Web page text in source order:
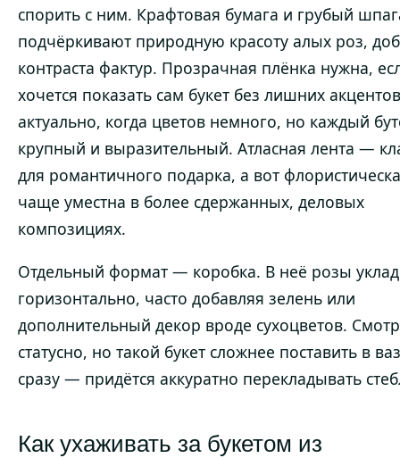
спорить с ним. Крафтовая бумага и грубый
подчёркивают природную красоту алых роз,
контраста фактур. Прозрачная плёнка нужна,
хочется показать сам букет без лишних
актуально, когда цветов немного, но каждый
крупный и выразительный. Атласная лента —
для романтичного подарка, а вот
чаще уместна в более сдержанных, деловых
композициях.
Отдельный формат — коробка. В неё розы
горизонтально, часто добавляя зелень или
дополнительный декор вроде сухоцветов.
статусно, но такой букет сложнее поставить в
сразу — придётся аккуратно перекладывать
Как ухаживать за букетом из